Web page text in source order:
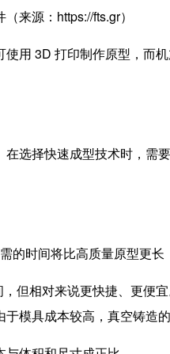
来源： https://fts.gr）
用 3D 打印制作原型，而
选择快速成型技术时，需
的时间将比高质量原型更长
但相对来说更快捷、更便
模具成本较高，真空铸造的